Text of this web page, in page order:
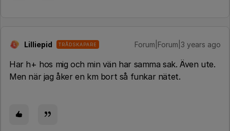
Lilliepid TRÅDSKAPARE Forum|Forum|3 years ago
Har h+ hos mig och min vän har samma sak. Även ute.
Men när jag åker en km bort så funkar nätet.